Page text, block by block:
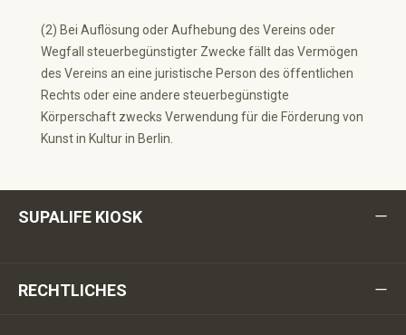
(2) Bei Auflösung oder Aufhebung des Vereins oder
Wegfall steuerbegünstigter Zwecke fällt das Vermögen
des Vereins an eine juristische Person des öffentlichen
Rechts oder eine andere steuerbegünstigte
Körperschaft zwecks Verwendung für die Förderung von
Kunst in Kultur in Berlin.
SUPALIFE KIOSK
RECHTLICHES